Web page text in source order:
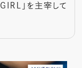
GIRL」を主宰して